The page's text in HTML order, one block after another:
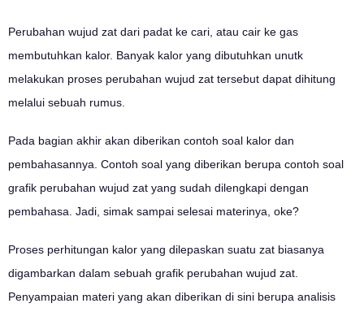
Perubahan wujud zat dari padat ke cari, atau cair ke gas
membutuhkan kalor. Banyak kalor yang dibutuhkan unutk
melakukan proses perubahan wujud zat tersebut dapat dihitung
melalui sebuah rumus.
Pada bagian akhir akan diberikan contoh soal kalor dan
pembahasannya. Contoh soal yang diberikan berupa contoh soal
grafik perubahan wujud zat yang sudah dilengkapi dengan
pembahasa. Jadi, simak sampai selesai materinya, oke?
Proses perhitungan kalor yang dilepaskan suatu zat biasanya
digambarkan dalam sebuah grafik perubahan wujud zat.
Penyampaian materi yang akan diberikan di sini berupa analisis